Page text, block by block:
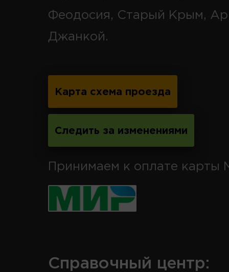
Феодосия, Старый Крым,
Джанкой.
Карта схема проезда
Следить за изменениями
Принимаем к оплате карты
Справочный центр: